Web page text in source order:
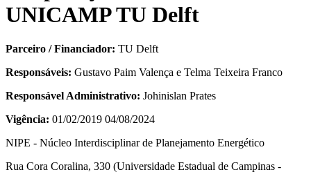
UNICAMP TU Delft
Parceiro / Financiador: TU Delft
Responsáveis: Gustavo Paim Valença e Telma Teixeira Franco
Responsável Administrativo: Johinislan Prates
Vigência: 01/02/2019 04/08/2024
NIPE - Núcleo Interdisciplinar de Planejamento Energético
Rua Cora Coralina, 330 (Universidade Estadual de Campinas -